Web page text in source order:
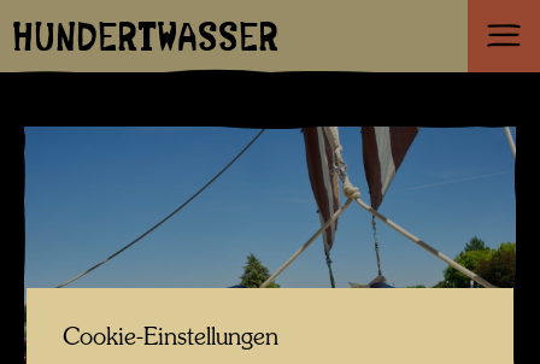
HUNDERTWASSER
Cookie-Einstellungen